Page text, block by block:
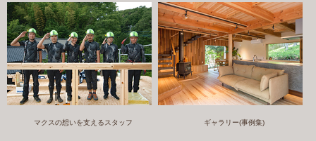
マクスの想いを支えるスタッフ ギャラリー(事例集)